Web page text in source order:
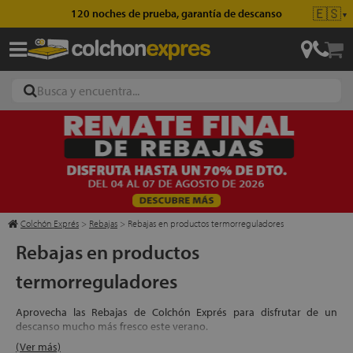
Envío gratis en pedidos superiores a 49€ 🇪🇸▼
Colchón Exprés > Rebajas > Rebajas en productos termorreguladores
Rebajas en productos
termorreguladores
Aprovecha las Rebajas de Colchón Exprés para disfrutar de un
descanso mucho más fresco este verano.
Descubre nuestra gama de complementos de descanso
(Ver más)